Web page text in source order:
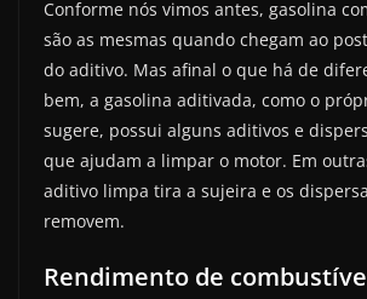
Conforme nós vimos antes, gasolina
são as mesmas quando chegam ao
do aditivo. Mas afinal o que há de
bem, a gasolina aditivada, como o
sugere, possui alguns aditivos e
que ajudam a limpar o motor. Em
aditivo limpa tira a sujeira e os
removem.
Rendimento de